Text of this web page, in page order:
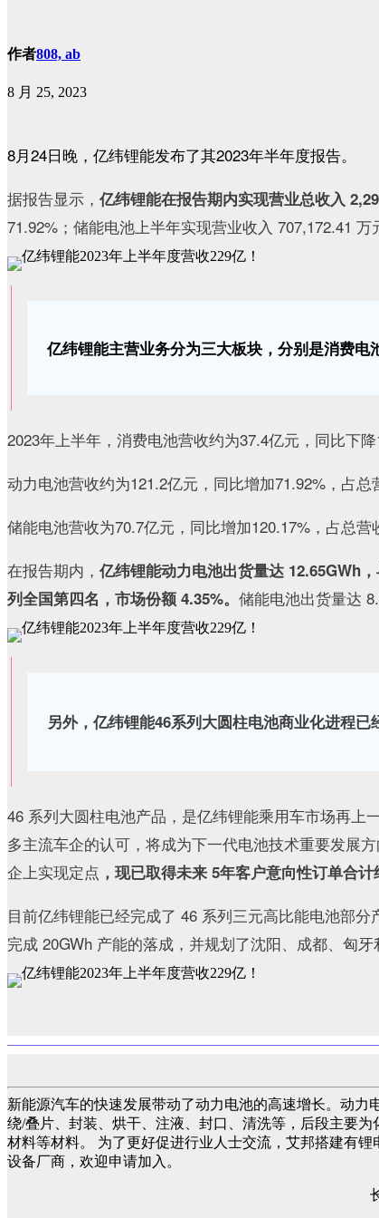
作者808, ab
8 月 25, 2023
8月24日晚，亿纬锂能发布了其2023年半年度报告。
据报告显示， 亿纬锂能在报告期内实现营业总收入
71.92%；储能电池上半年实现营业收入 707,172.41 万
亿纬锂能主营业务分为三大板块，分别是消费电
2023年上半年，消费电池营收约为37.4亿元，同比下
动力电池营收约为121.2亿元，同比增加71.92%，占
储能电池营收为70.7亿元，同比增加120.17%，占总营
在报告期内， 亿纬锂能动力电池出货量达 12.65GWh，
列全国第四名，市场份额 4.35%。 储能电池出货量达
另外，亿纬锂能46系列大圆柱电池商业化进程已
46 系列大圆柱电池产品，是亿纬锂能乘用车市场再上
多主流车企的认可，将成为下一代电池技术重要发展
企上实现定点 ，现已取得未来 5年客户意向性订单合计
目前亿纬锂能已经完成了 46 系列三元高比能电池部
完成 20GWh 产能的落成，并规划了沈阳、成都、匈
新能源汽车的快速发展带动了动力电池的高速增长。动
绕/叠片、封装、烘干、注液、封口、清洗等，后段主要
材料等材料。 为了更好促进行业人士交流，艾邦搭建有
设备厂商，欢迎申请加入。